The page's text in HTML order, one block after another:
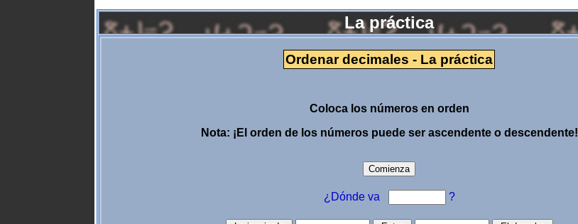
La práctica
Ordenar decimales - La práctica
Coloca los números en orden
Nota: ¡El orden de los números puede ser ascendente o descendente!
¿Dónde va ?